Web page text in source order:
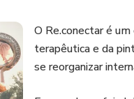
O Re.conectar é
terapêutica e da
se reorganizar